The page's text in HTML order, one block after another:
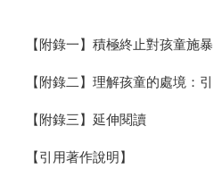
【附錄一】積極終止對孩童施暴
【附錄二】理解孩童的處境：
【附錄三】延伸閱讀
【引用著作說明】